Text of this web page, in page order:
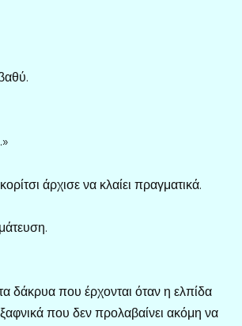
άρχισε να κλαίει πραγματικά.
δάκρυα που έρχονται όταν η ελπίδα
ξαφνικά που δεν προλαβαίνει ακόμη να